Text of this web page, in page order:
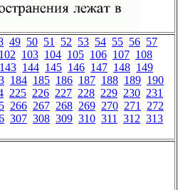
49 50 51 52 53 54 55 56 57
102 103 104 105 106 107 108
143 144 145 146 147 148 149
184 185 186 187 188 189 190
225 226 227 228 229 230 231
266 267 268 269 270 271 272
307 308 309 310 311 312 313